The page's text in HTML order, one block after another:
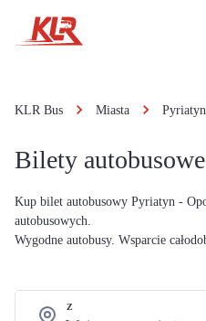
KLR Bus Miasta Pyriatyn
Bilety
Kup bilet autobusowy Pyriatyn -
autobusowych.
Wygodne autobusy. Wsparcie
Z